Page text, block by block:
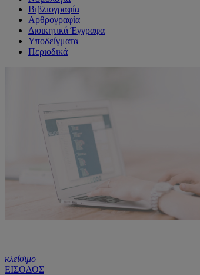
Βιβλιογραφία
Αρθρογραφία
Διοικητικά Έγγραφα
Υποδείγματα
Περιοδικά
κλείσιμο
ΕΙΣΟΔΟΣ